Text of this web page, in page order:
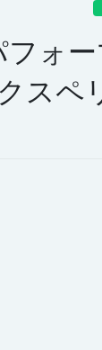
ォ
スペ